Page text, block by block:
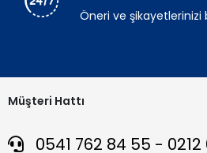
Öneri ve şikayetlerinizi
Müşteri Hattı
0541 762 84 55 - 0212